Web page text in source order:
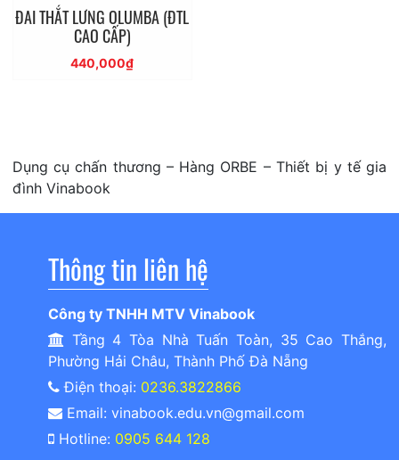
ĐAI THẮT LƯNG OLUMBA (ĐTL
CAO CẤP)
440,000₫
Dụng cụ chấn thương – Hàng ORBE – Thiết bị y tế gia
đình Vinabook
Thông tin liên hệ
Công ty TNHH MTV Vinabook
Tầng 4 Tòa Nhà Tuấn Toàn, 35 Cao Thắng,
Phường Hải Châu, Thành Phố Đà Nẵng
Điện thoại: 0236.3822866
Email: vinabook.edu.vn@gmail.com
Hotline: 0905 644 128